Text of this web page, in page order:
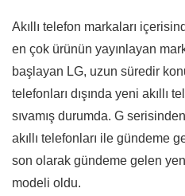
Akıllı telefon markaları
en çok ürünün yayınlayan
başlayan LG, uzun süredir
telefonları dışında yeni akıllı
sıvamış durumda. G
akıllı telefonları ile gündeme
son olarak gündeme gelen
modeli oldu.